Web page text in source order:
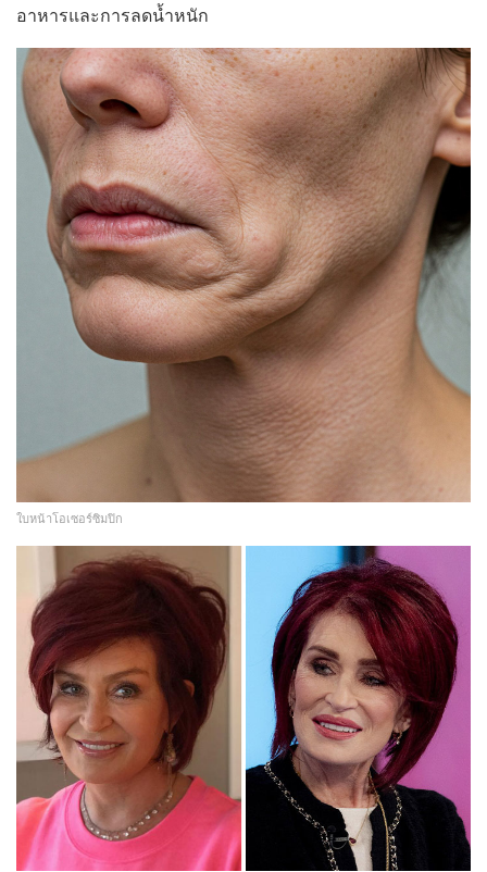
อาหารและการลดน้ำหนัก
ใบหน้าโอเซอร์ซิมปิก